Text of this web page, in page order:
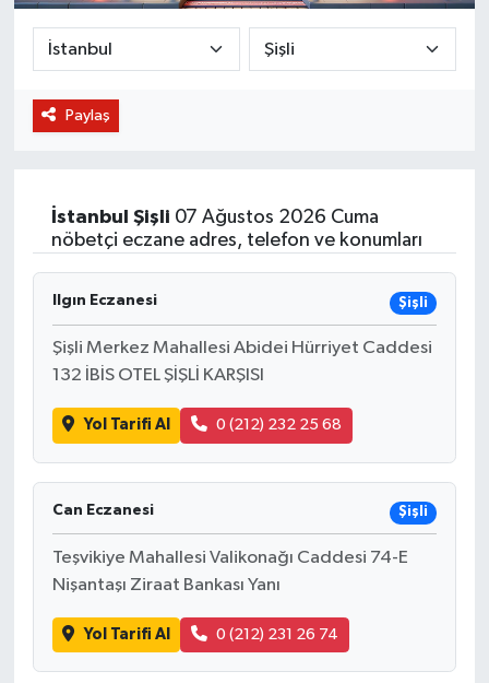
Paylaş
İstanbul Şişli 07 Ağustos 2026 Cuma
nöbetçi eczane adres, telefon ve konumları
Ilgın Eczanesi Şişli
Şişli Merkez Mahallesi Abidei Hürriyet Caddesi
132 İBİS OTEL ŞİŞLİ KARŞISI
Yol Tarifi Al 0 (212) 232 25 68
Can Eczanesi Şişli
Teşvikiye Mahallesi Valikonağı Caddesi 74-E
Nişantaşı Ziraat Bankası Yanı
Yol Tarifi Al 0 (212) 231 26 74
BİLİM VE TEKNOLOJİ